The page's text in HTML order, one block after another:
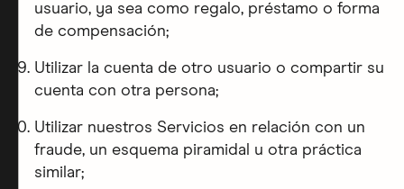
usuario, ya sea como regalo, préstamo o forma
de compensación;
Utilizar la cuenta de otro usuario o compartir su
cuenta con otra persona;
Utilizar nuestros Servicios en relación con un
fraude, un esquema piramidal u otra práctica
similar;